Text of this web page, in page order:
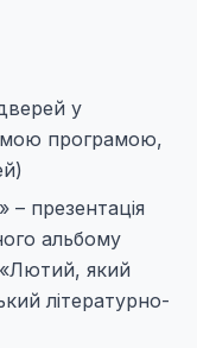
у
програмою,
презентація
альбому
який
літературно-